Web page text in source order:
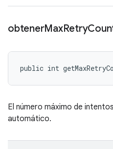
obtenerMaxRetry
public int
El número máximo de
automático.